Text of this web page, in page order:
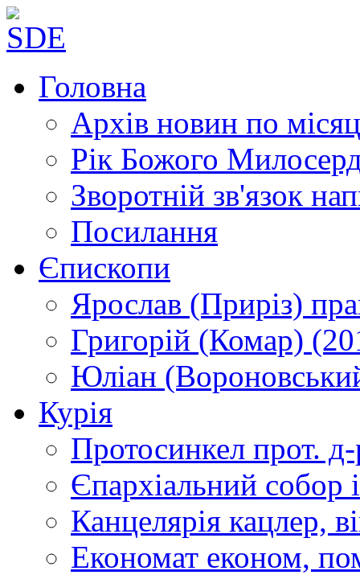
Головна
Архів новин по
Рік Божого
Зворотній зв'язок
Посилання
Єпископи
Ярослав (Приріз)
Григорій (Комар)
Юліан
Курія
Протосинкел прот.
Єпархіальний собор
Канцелярія кацлер,
Економат економ,